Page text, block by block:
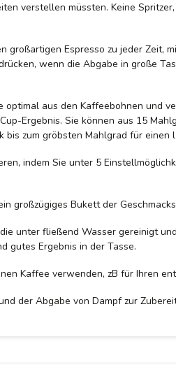
verstellen müssten. Keine
großartigen Espresso zu jeder Zeit,
wenn die Abgabe in große
aus den Kaffeebohnen und
Ergebnis. Sie können aus 15
zum gröbsten Mahlgrad für einen
indem Sie unter 5
großzügiges Bukett der
unter fließend Wasser gereinigt
gutes Ergebnis in der Tasse.
Kaffee verwenden, zB für Ihren
der Abgabe von Dampf zur